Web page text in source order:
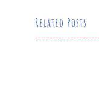
Related Posts